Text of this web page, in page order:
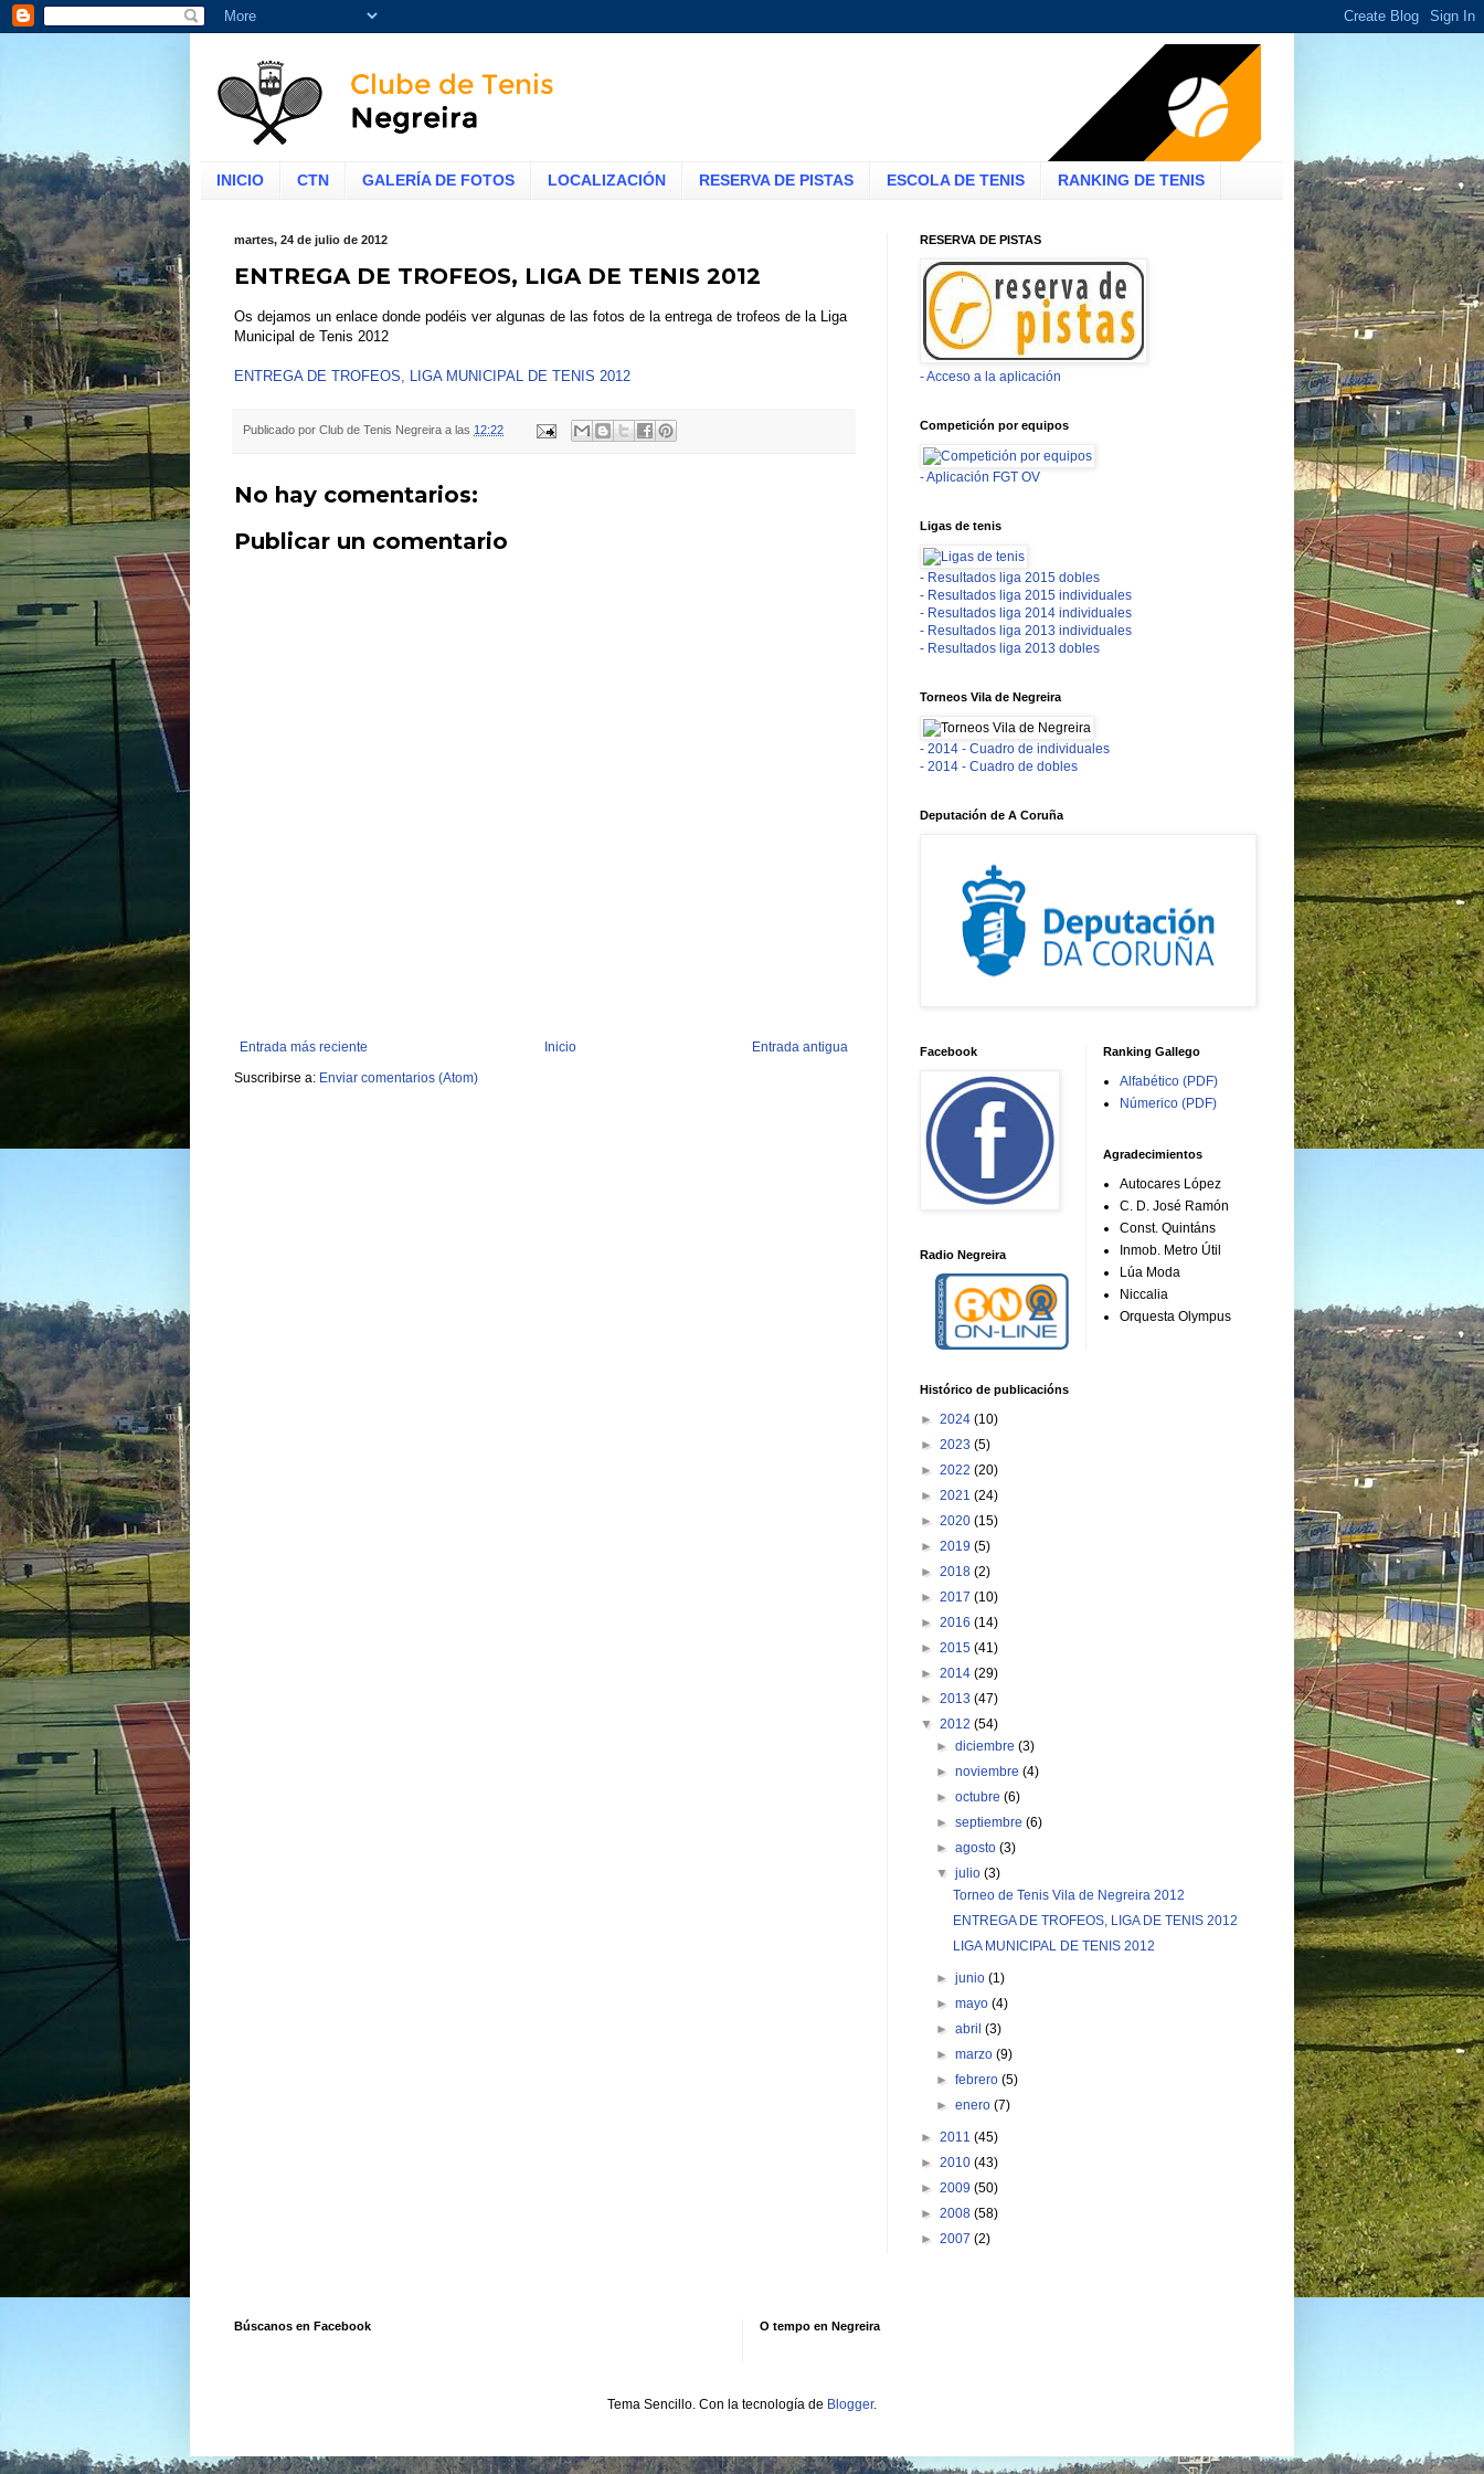
INICIO CTN GALERÍA DE FOTOS LOCALIZACIÓN RESERVA DE PISTAS ESCOLA DE TENIS RANKING DE TENIS
martes, 24 de julio de 2012
ENTREGA DE TROFEOS, LIGA DE TENIS 2012
Os dejamos un enlace donde podéis ver algunas de las fotos de la entrega de trofeos de la Liga
Municipal de Tenis 2012
ENTREGA DE TROFEOS, LIGA MUNICIPAL DE TENIS 2012
Publicado por Club de Tenis Negreira a las 12:22
No hay comentarios:
Publicar un comentario
Entrada más reciente Entrada antigua
Inicio
Suscribirse a: Enviar comentarios (Atom)
RESERVA DE PISTAS
- Acceso a la aplicación
Competición por equipos
- Aplicación FGT OV
Ligas de tenis
- Resultados liga 2015 dobles
- Resultados liga 2015 individuales
- Resultados liga 2014 individuales
- Resultados liga 2013 individuales
- Resultados liga 2013 dobles
Torneos Vila de Negreira
- 2014 - Cuadro de individuales
- 2014 - Cuadro de dobles
Deputación de A Coruña
Facebook
Radio Negreira
Ranking Gallego
Alfabético (PDF)
Númerico (PDF)
Agradecimientos
Autocares López
C. D. José Ramón
Const. Quintáns
Inmob. Metro Útil
Lúa Moda
Niccalia
Orquesta Olympus
Histórico de publicacións
► 2024 (10)
► 2023 (5)
► 2022 (20)
► 2021 (24)
► 2020 (15)
► 2019 (5)
► 2018 (2)
► 2017 (10)
► 2016 (14)
► 2015 (41)
► 2014 (29)
► 2013 (47)
▼ 2012 (54)
►diciembre(3)
►noviembre(4)
►octubre(6)
►septiembre(6)
►agosto(3)
▼julio(3)
Torneo de Tenis Vila de Negreira 2012
ENTREGA DE TROFEOS, LIGA DE TENIS 2012
LIGA MUNICIPAL DE TENIS 2012
►junio(1)
►mayo(4)
►abril(3)
►marzo(9)
►febrero(5)
►enero(7)
► 2011 (45)
► 2010 (43)
► 2009 (50)
► 2008 (58)
► 2007 (2)
Búscanos en Facebook O tempo en Negreira
Tema Sencillo. Con la tecnología de Blogger.